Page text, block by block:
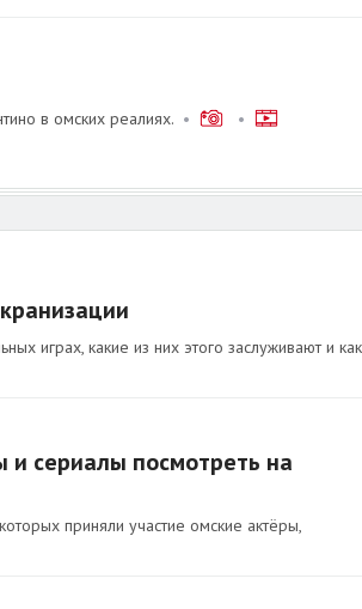
в омских реалиях.• •
играх, какие из них этого заслуживают и как
сериалы посмотреть на
приняли участие омские актёры,